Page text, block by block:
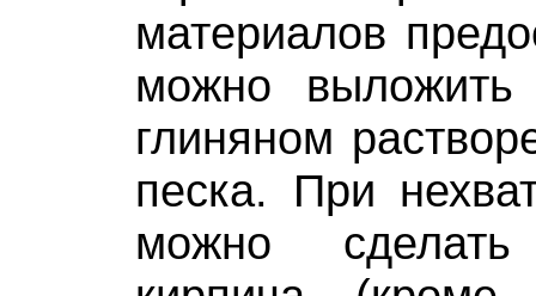
материалов
можно
глиняном
песка. При
можно